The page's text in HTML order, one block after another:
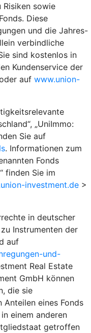
Risiken sowie
Diese
und die Jahres-
verbindliche
sind kostenlos in
Kundenservice der
auf www.union-
„UniImmo:
Sie auf
. Informationen zum
Fonds
finden Sie im
investment.de >
in deutscher
Instrumenten der
auf
und-
Real Estate
GmbH können
die sie
eines Fonds
einem anderen
getroffen